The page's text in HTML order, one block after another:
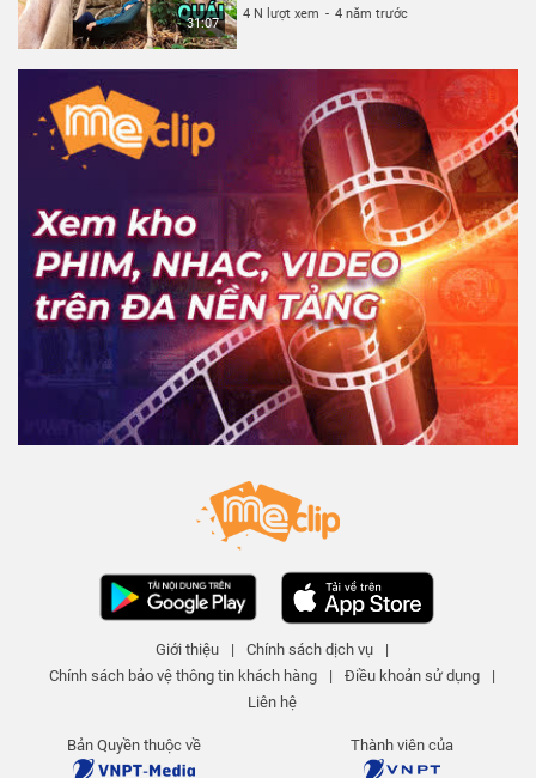
31:07
4 N lượt xem - 4 năm trước
Giới thiệu | Chính sách dịch vụ
|
Chính sách bảo vệ thông tin khách hàng
| Điều khoản sử dụng
|
Liên hệ
Bản Quyền thuộc về Thành viên của